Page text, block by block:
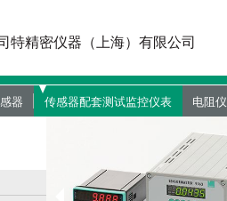
特精密仪器（上海）有限公司
器
传感器
传感器配套测试监控仪表
便携式测试仪器
电阻
动力
数字
装配